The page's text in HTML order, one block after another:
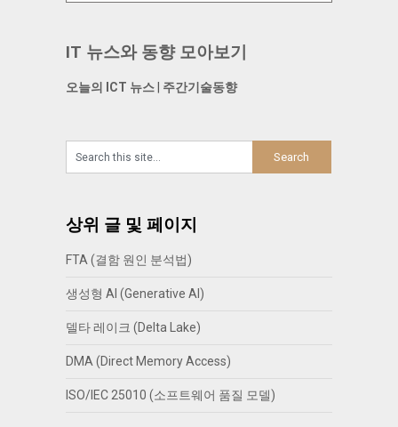
IT 뉴스와 동향 모아보기
오늘의 ICT 뉴스| 주간기술동향
상위 글 및 페이지
FTA (결함 원인 분석법)
생성형 AI (Generative AI)
델타 레이크 (Delta Lake)
DMA (Direct Memory Access)
ISO/IEC 25010 (소프트웨어 품질 모델)